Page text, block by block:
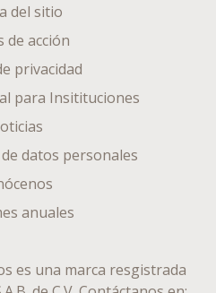
del sitio
de acción
privacidad
para Insitituciones
datos personales
anuales
es una marca resgistrada